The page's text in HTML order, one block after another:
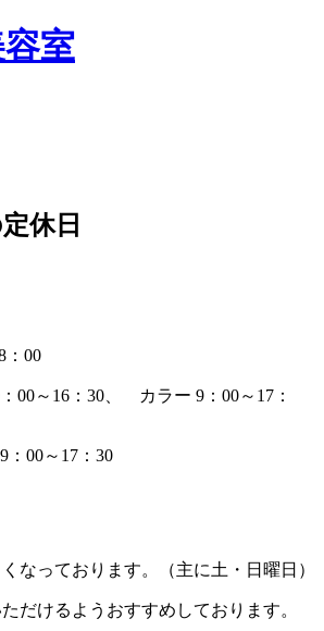
休日
18：00
00～16：30、 カラー 9：00～17：
～17：30
なっております。（主に土・日曜日）
だけるようおすすめしております。